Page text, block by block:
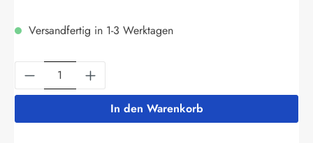
Versandfertig in 1-3 Werktagen
Produkt Anzahl: Gib den gewünschten
In den Warenkorb